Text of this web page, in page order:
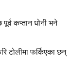
कप्तान धोनी भने
टोलीमा फर्किएका छन्